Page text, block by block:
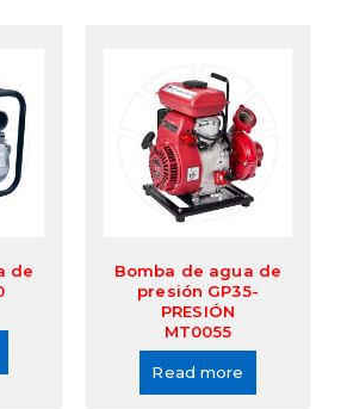
de
Bomba de agua de
presión GP35-
PRESIÓN
MT0055
Read more